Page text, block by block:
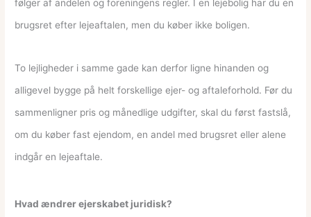
følger af andelen og foreningens regler. I en lejebolig har du en
brugsret efter lejeaftalen, men du køber ikke boligen.
To lejligheder i samme gade kan derfor ligne hinanden og
alligevel bygge på helt forskellige ejer- og aftaleforhold. Før du
sammenligner pris og månedlige udgifter, skal du først fastslå,
om du køber fast ejendom, en andel med brugsret eller alene
indgår en lejeaftale.
Hvad ændrer ejerskabet juridisk?